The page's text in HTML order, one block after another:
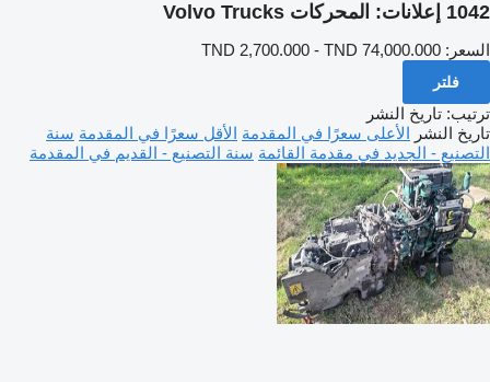
1042 إعلانات: المحركات Volvo Trucks
السعر: TND 2,700.000 - TND 74,000.000
فلتر
ترتيب: تاريخ النشر
تاريخ النشر الأعلى سعرًا في المقدمة الأقل سعرًا في المقدمة سنة
التصنيع - الجديد في مقدمة القائمة سنة التصنيع - القديم في المقدمة